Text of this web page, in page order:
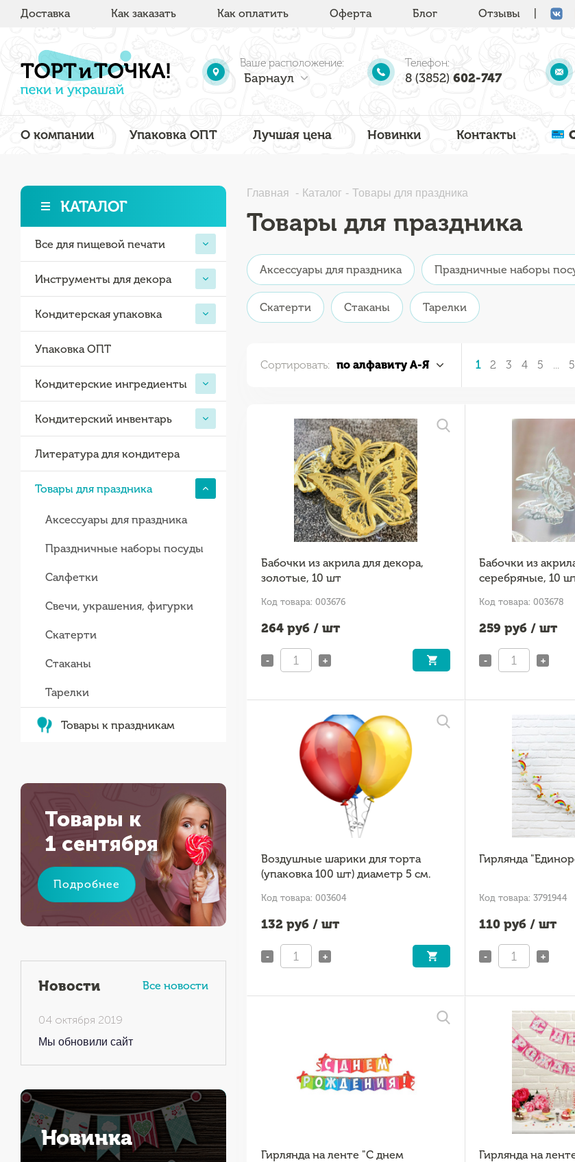
Доставка Как заказать Как оплатить Оферта Блог Отзывы
Ваше расположение:
Барнаул
Телефон:
8 (3852) 602-747
О компании Упаковка ОПТ Лучшая цена Новинки Контакты
КАТАЛОГ
Все для пищевой печати
Инструменты для декора
Кондитерская упаковка
Упаковка ОПТ
Кондитерские ингредиенты
Кондитерский инвентарь
Литература для кондитера
Товары для праздника
Аксессуары для праздника
Праздничные наборы посуды
Салфетки
Свечи, украшения, фигурки
Скатерти
Стаканы
Тарелки
Товары к праздникам
Товары к
1 сентября
Подробнее
Новости Все новости
04 октября 2019
Мы обновили сайт
Новинка
Главная Каталог Товары для праздника
Товары для праздника
Аксессуары для праздника Праздничные наборы
Скатерти Стаканы Тарелки
Сортировать: по алфавиту А-Я 1 2 3 4 5 ...
Бабочки из акрила для декора,
золотые, 10 шт
Код товара: 003676
264 руб / шт
- +
Бабочки из
серебряные, 10
Код товара: 003678
259 руб / шт
- +
Воздушные шарики для торта
(упаковка 100 шт) диаметр 5 см.
Код товара: 003604
132 руб / шт
- +
Гирлянда
Код товара: 3791944
110 руб / шт
- +
Гирлянда на ленте "С днем
Гирлянда на